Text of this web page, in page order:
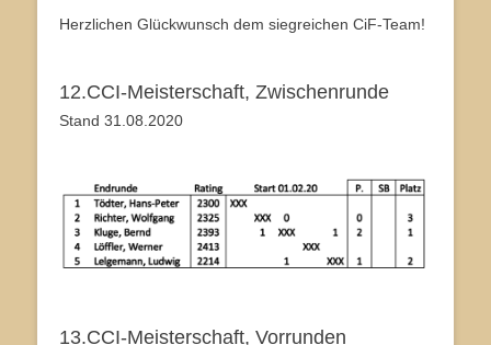
Herzlichen Glückwunsch dem siegreichen CiF-Team!
12.CCI-Meisterschaft, Zwischenrunde
Stand 31.08.2020
13.CCI-Meisterschaft, Vorrunden